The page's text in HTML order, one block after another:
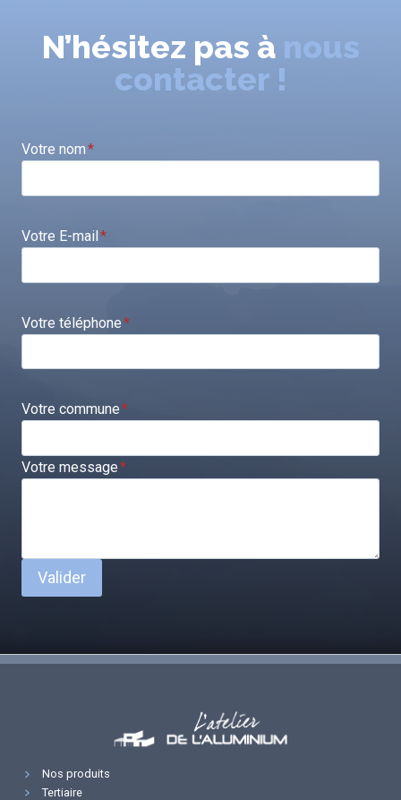
N’hésitez pas à nous
contacter !
Votre nom*
Votre E-mail*
Votre téléphone*
Votre commune*
Votre message*
Valider
Nos produits
Tertiaire